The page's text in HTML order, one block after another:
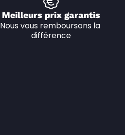
Meilleurs prix garantis
Nous vous remboursons la
différence